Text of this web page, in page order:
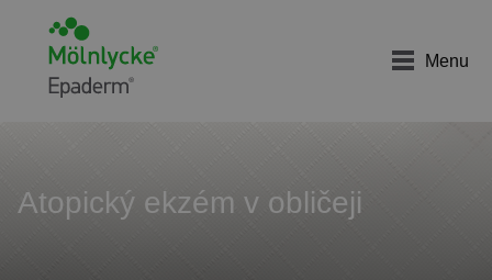
Menu
Atopický ekzém v obličeji